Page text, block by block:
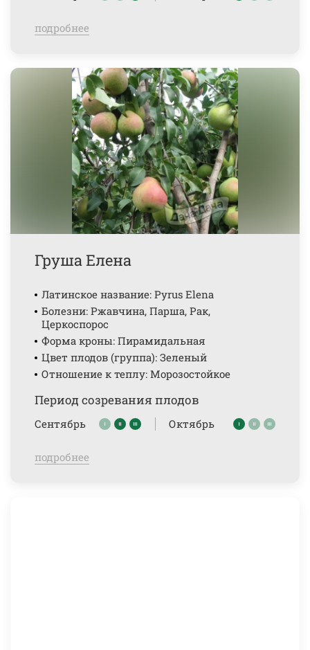
подробнее
Груша Елена
Латинское название: Pyrus Elena
Болезни: Ржавчина, Парша, Рак,
Церкоспорос
Форма кроны: Пирамидальная
Цвет плодов (группа): Зеленый
Отношение к теплу: Морозостойкое
Период созревания плодов
Сентябрь Октябрь
подробнее